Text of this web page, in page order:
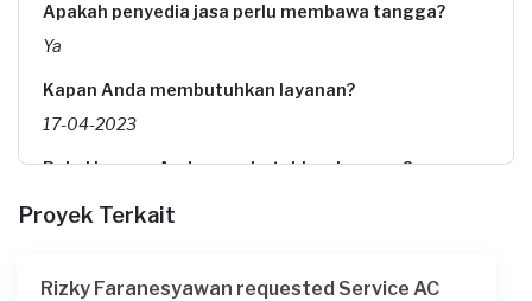
Apakah penyedia jasa perlu membawa tangga?
Ya
Kapan Anda membutuhkan layanan?
17-04-2023
Pukul berapa Anda membutuhkan layanan?
09:00
Rp85.000
Proyek Terkait
Rizky Faranesyawan requested Service AC